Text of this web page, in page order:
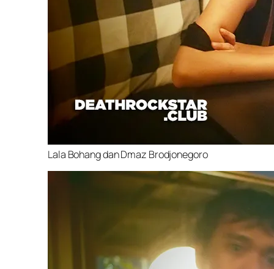
Lala Bohang dan Dmaz Brodjonegoro